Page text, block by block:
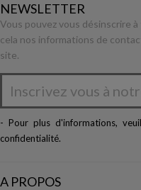
NEWSLETTER
Vous pouvez vous désinscrire
cela nos informations de
site.
- Pour plus d'informations,
confidentialité.
A PROPOS